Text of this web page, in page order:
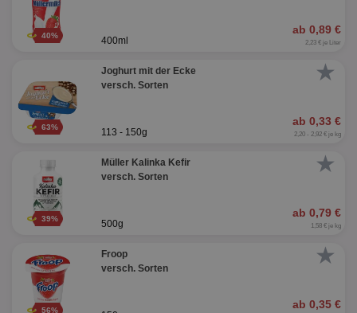
40% ab 0,89 €
400ml 2,23 € je Liter
★
63%
Joghurt mit der Ecke
versch. Sorten
ab 0,33 €
113 - 150g 2,20 - 2,92 € je kg
★
39%
Müller Kalinka Kefir
versch. Sorten
ab 0,79 €
500g 1,58 € je kg
★
56%
Froop
versch. Sorten
ab 0,35 €